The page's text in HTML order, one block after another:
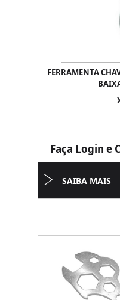
FERRAMENTA
Faça Login e
SAIBA MAIS